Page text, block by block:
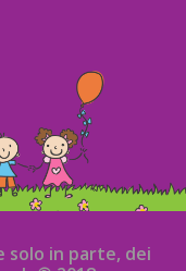
solo in parte, dei